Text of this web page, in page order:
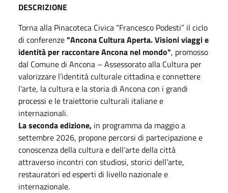
DESCRIZIONE
Torna alla Pinacoteca Civica “Francesco Podesti” il ciclo
di conferenze"Ancona Cultura Aperta. Visioni viaggi e
identità per raccontare Ancona nel mondo", promosso
dal Comune di Ancona – Assessorato alla Cultura per
valorizzare l’identità culturale cittadina e connettere
l’arte, la cultura e la storia di Ancona con i grandi
processi e le traiettorie culturali italiane e
internazionali.
La seconda edizione, in programma da maggio a
settembre 2026, propone percorsi di partecipazione e
conoscenza della cultura e dell’arte della città
attraverso incontri con studiosi, storici dell’arte,
restauratori ed esperti di livello nazionale e
internazionale.